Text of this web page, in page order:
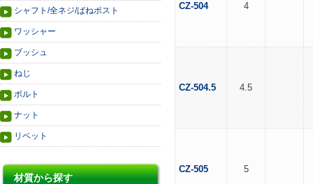
シャフト/全ネジ/ばねポスト
ワッシャー
ブッシュ
ねじ
ボルト
ナット
リベット
材質から探す
CZ-504 4
CZ-504.5 4.5
CZ-505 5